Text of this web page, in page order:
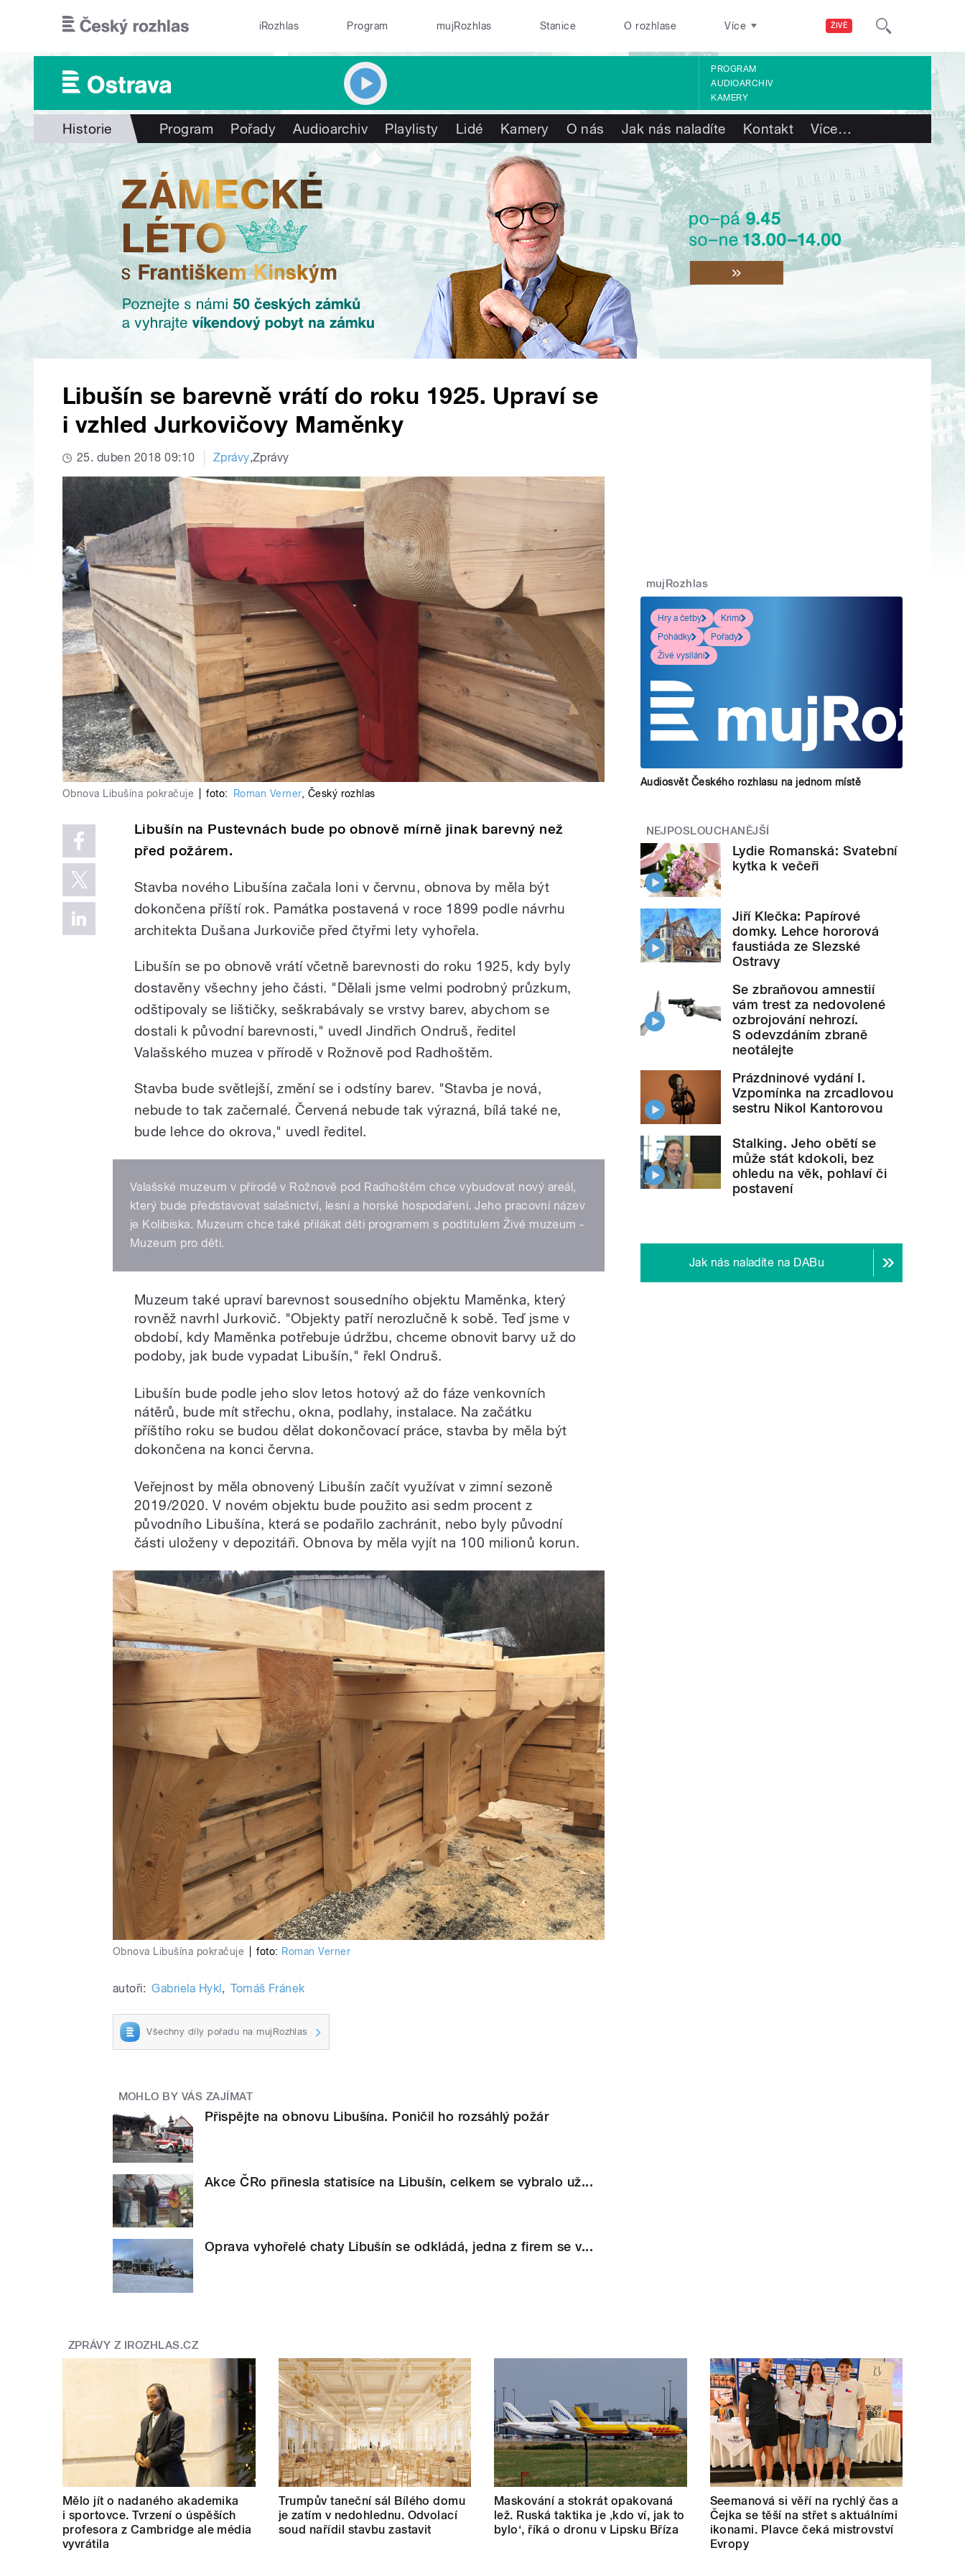
ŽIVĚ
iRozhlas Program mujRozhlas Stanice O rozhlase Více
PROGRAM
AUDIOARCHIV
KAMERY
Historie Program Pořady Audioarchiv Playlisty Lidé Kamery O nás Jak nás naladíte Kontakt Více…
Libušín se barevně vrátí do roku 1925. Upraví se
i vzhled Jurkovičovy Maměnky
25. duben 2018 09:10 Zprávy,Zprávy
Obnova Libušína pokračuje foto: Roman Verner, Český rozhlas
Libušín na Pustevnách bude po obnově mírně jinak barevný než
před požárem.
Stavba nového Libušína začala loni v červnu, obnova by měla být
dokončena příští rok. Památka postavená v roce 1899 podle návrhu
architekta Dušana Jurkoviče před čtyřmi lety vyhořela.
Libušín se po obnově vrátí včetně barevnosti do roku 1925, kdy byly
dostavěny všechny jeho části. "Dělali jsme velmi podrobný průzkum,
odštipovaly se lištičky, seškrabávaly se vrstvy barev, abychom se
dostali k původní barevnosti," uvedl Jindřich Ondruš, ředitel
Valašského muzea v přírodě v Rožnově pod Radhoštěm.
Stavba bude světlejší, změní se i odstíny barev. "Stavba je nová,
nebude to tak začernalé. Červená nebude tak výrazná, bílá také ne,
bude lehce do okrova," uvedl ředitel.
Valašské muzeum v přírodě v Rožnově pod Radhoštěm chce vybudovat nový areál,
který bude představovat salašnictví, lesní a horské hospodaření. Jeho pracovní název
je Kolibiska. Muzeum chce také přilákat děti programem s podtitulem Živé muzeum -
Muzeum pro děti.
Muzeum také upraví barevnost sousedního objektu Maměnka, který
rovněž navrhl Jurkovič. "Objekty patří nerozlučně k sobě. Teď jsme v
období, kdy Maměnka potřebuje údržbu, chceme obnovit barvy už do
podoby, jak bude vypadat Libušín," řekl Ondruš.
Libušín bude podle jeho slov letos hotový až do fáze venkovních
nátěrů, bude mít střechu, okna, podlahy, instalace. Na začátku
příštího roku se budou dělat dokončovací práce, stavba by měla být
dokončena na konci června.
Veřejnost by měla obnovený Libušín začít využívat v zimní sezoně
2019/2020. V novém objektu bude použito asi sedm procent z
původního Libušína, která se podařilo zachránit, nebo byly původní
části uloženy v depozitáři. Obnova by měla vyjít na 100 milionů korun.
Obnova Libušína pokračuje foto: Roman Verner
autoři: Gabriela Hykl, Tomáš Fránek
Všechny díly pořadu na mujRozhlas
MOHLO BY VÁS ZAJÍMAT
Přispějte na obnovu Libušína. Poničil ho rozsáhlý požár
Akce ČRo přinesla statisíce na Libušín, celkem se vybralo už...
Oprava vyhořelé chaty Libušín se odkládá, jedna z firem se v...
mujRozhlas
Hry a četby
Krimi
Pohádky
Pořady
Živé vysílání
Audiosvět Českého rozhlasu na jednom místě
NEJPOSLOUCHANĚJŠÍ
Lydie Romanská: Svatební
kytka k večeři
Jiří Klečka: Papírové
domky. Lehce hororová
faustiáda ze Slezské
Ostravy
Se zbraňovou amnestií
vám trest za nedovolené
ozbrojování nehrozí.
S odevzdáním zbraně
neotálejte
Prázdninové vydání I.
Vzpomínka na zrcadlovou
sestru Nikol Kantorovou
Stalking. Jeho obětí se
může stát kdokoli, bez
ohledu na věk, pohlaví či
postavení
Jak nás naladíte na DABu
ZPRÁVY Z IROZHLAS.CZ
Mělo jít o nadaného akademika
i sportovce. Tvrzení o úspěších
profesora z Cambridge ale média
vyvrátila
Trumpův taneční sál Bílého domu
je zatím v nedohlednu. Odvolací
soud nařídil stavbu zastavit
Maskování a stokrát opakovaná
lež. Ruská taktika je ‚kdo ví, jak to
bylo‘, říká o dronu v Lipsku Bříza
Seemanová si věří na rychlý čas a
Čejka se těší na střet s aktuálními
ikonami. Plavce čeká mistrovství
Evropy